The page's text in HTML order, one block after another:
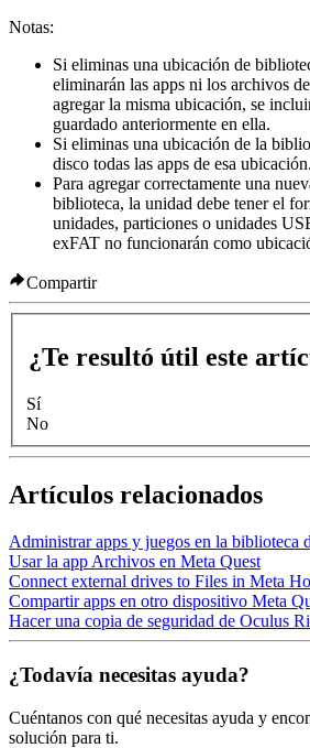
Notas:
Si eliminas una ubicación de
eliminarán las apps ni los archivos
agregar la misma ubicación, se
guardado anteriormente en ella.
Si eliminas una ubicación de la
disco todas las apps de esa ubicación.
Para agregar correctamente una
biblioteca, la unidad debe tener el
unidades, particiones o unidades
exFAT no funcionarán como
Compartir
¿Te resultó útil este
Sí
No
Artículos relacionados
Administrar apps y juegos en la biblioteca
Usar la app Archivos en Meta Quest
Connect external drives to Files in Meta
Compartir apps en otro dispositivo Meta
Hacer una copia de seguridad de Oculus
¿Todavía necesitas ayuda?
Cuéntanos con qué necesitas ayuda y
solución para ti.